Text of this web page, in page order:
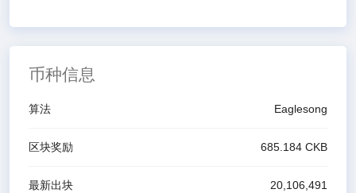
币种信息
算法 Eaglesong
区块奖励 685.184 CKB
最新出块 20,106,491